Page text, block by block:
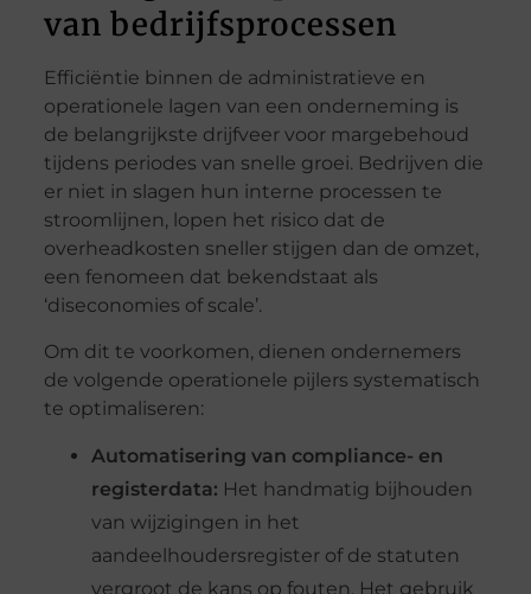
van bedrijfsprocessen
Efficiëntie binnen de administratieve en
operationele lagen van een onderneming is
de belangrijkste drijfveer voor margebehoud
tijdens periodes van snelle groei. Bedrijven die
er niet in slagen hun interne processen te
stroomlijnen, lopen het risico dat de
overheadkosten sneller stijgen dan de omzet,
een fenomeen dat bekendstaat als
‘diseconomies of scale’.
Om dit te voorkomen, dienen ondernemers
de volgende operationele pijlers systematisch
te optimaliseren:
Automatisering van compliance- en
registerdata: Het handmatig bijhouden
van wijzigingen in het
aandeelhoudersregister of de statuten
vergroot de kans op fouten. Het gebruik